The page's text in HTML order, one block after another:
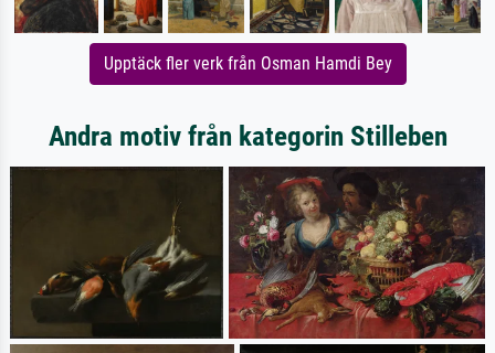
Upptäck fler verk från Osman Hamdi Bey
Andra motiv från kategorin Stilleben